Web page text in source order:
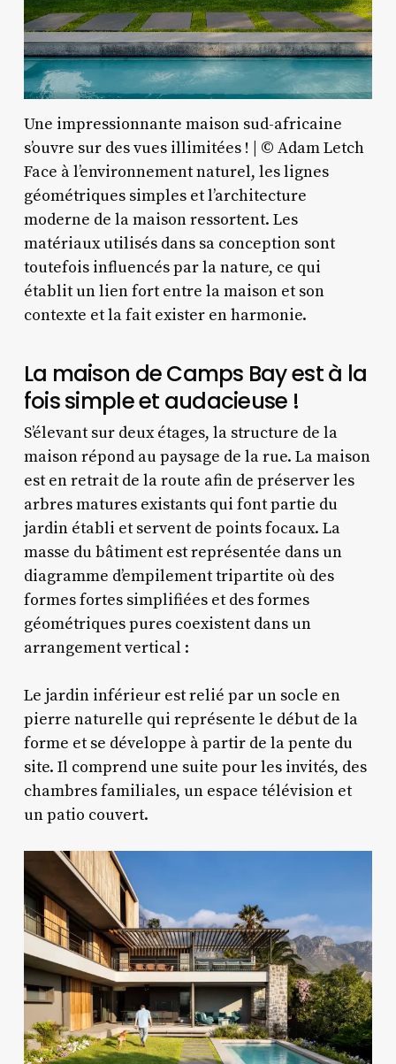
Une impressionnante maison sud-africaine
s’ouvre sur des vues illimitées ! | © Adam Letch
Face à l’environnement naturel, les lignes
géométriques simples et l’architecture
moderne de la maison ressortent. Les
matériaux utilisés dans sa conception sont
toutefois influencés par la nature, ce qui
établit un lien fort entre la maison et son
contexte et la fait exister en harmonie.
La maison de Camps Bay est à la
fois simple et audacieuse !
S’élevant sur deux étages, la structure de la
maison répond au paysage de la rue. La maison
est en retrait de la route afin de préserver les
arbres matures existants qui font partie du
jardin établi et servent de points focaux. La
masse du bâtiment est représentée dans un
diagramme d’empilement tripartite où des
formes fortes simplifiées et des formes
géométriques pures coexistent dans un
arrangement vertical :
Le jardin inférieur est relié par un socle en
pierre naturelle qui représente le début de la
forme et se développe à partir de la pente du
site. Il comprend une suite pour les invités, des
chambres familiales, un espace télévision et
un patio couvert.